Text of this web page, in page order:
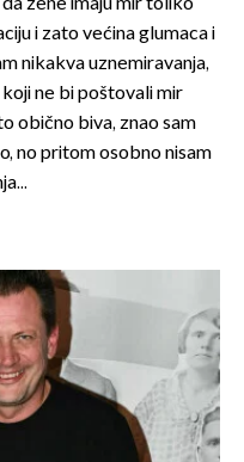
i zato većina glumaca i
nikakva uznemiravanja,
ne bi poštovali mir
obično biva, znao sam
no pritom osobno nisam